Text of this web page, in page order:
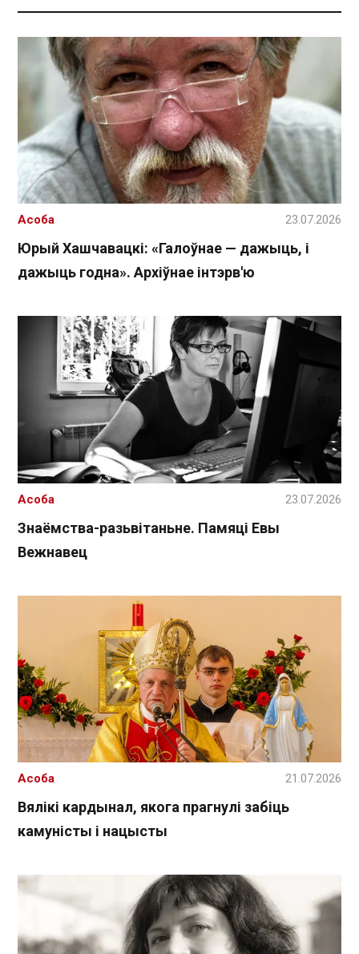
Юрый Хашчавацкі: «Галоўнае — дажыць, і
дажыць годна». Архіўнае інтэрв'ю
Асоба 23.07.2026
Знаёмства-разьвітаньне. Памяці Евы
Вежнавец
Асоба 23.07.2026
Вялікі кардынал, якога прагнулі забіць
камуністы і нацысты
Асоба 21.07.2026